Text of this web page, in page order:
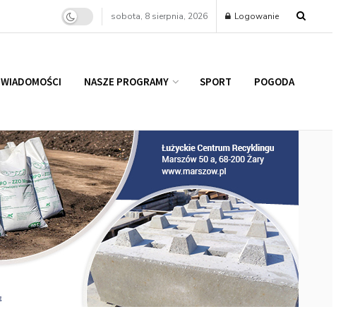
sobota, 8 sierpnia, 2026 Logowanie
WIADOMOŚCI NASZE PROGRAMY SPORT POGODA